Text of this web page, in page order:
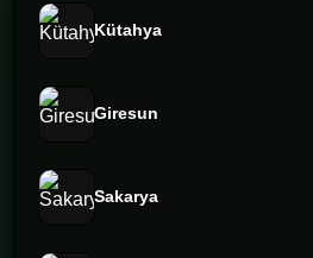
Kütahya
Giresun
Sakarya